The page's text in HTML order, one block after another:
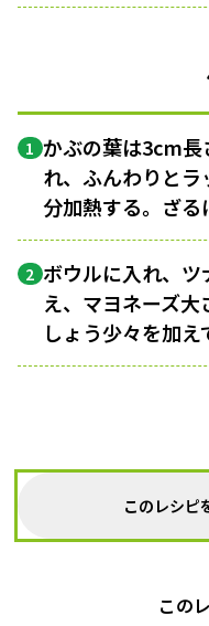
1 かぶの葉は3cm長
れ、ふんわりと
分加熱する。ざる
2 ボウルに入れ、ツ
え、マヨネーズ
しょう少々を加え
このレシピ
この